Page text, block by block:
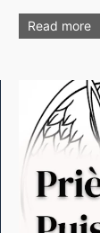
Read more